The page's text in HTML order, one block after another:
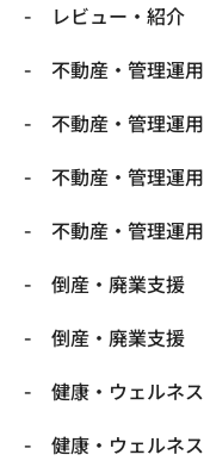
レビュー・紹介
不動産・管理運用
不動産・管理運用
不動産・管理運用
不動産・管理運用
倒産・廃業支援
倒産・廃業支援
健康・ウェルネス
健康・ウェルネス